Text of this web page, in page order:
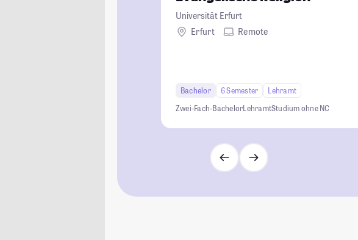
Universität Erfurt
Erfurt
Remote
Bachelor 6 Semester
Lehramt
Zwei-Fach-BachelorLehramtStudium ohne NC